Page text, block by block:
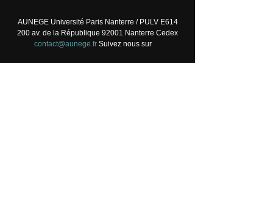
AUNEGE Université Paris Nanterre / PULV E614
200 av. de la République 92001 Nanterre Cedex
contact@aunege.frSuivez nous sur